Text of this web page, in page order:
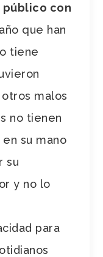
con
que han
tiene
malos
no tienen
su mano
su
y no lo
para